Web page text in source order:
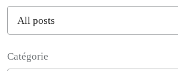
Catégorie